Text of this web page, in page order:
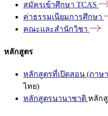
สมัครเข้าศึกษา TCAS
ค่าธรรมเนียมการศึกษา
คณะและสำนักวิชา
หลักสูตร
หลักสูตรที่เปิดสอน (ภาษ
ไทย)
หลักสูตรนานาชาติ หลัก